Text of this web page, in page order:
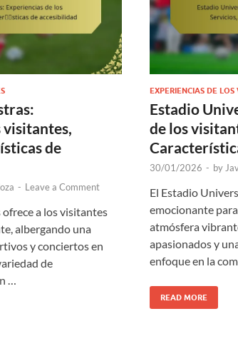
visitantes,
de
- Leave a Comment
a los visitantes
albergando una
y conciertos en
de
…
EXPERIENCIAS DE LOS
Estadio
de los
30/01/2026 - by
El Estadio
emocionante
atmósfera
apasionados y
enfoque en la
READ MORE